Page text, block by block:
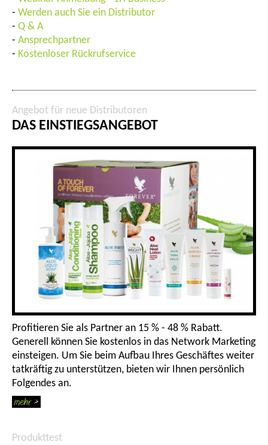
- Werden auch Sie ein Distributor
- Q & A
- Ansprechpartner
- Kostenloser Rückrufservice
Angebot für neue Distributoren
DAS EINSTIEGSANGEBOT
Profitieren Sie als Partner an 15 % - 48 % Rabatt.
Generell können Sie kostenlos in das Network Marketing
einsteigen. Um Sie beim Aufbau Ihres Geschäftes weiter
tatkräftig zu unterstützen, bieten wir Ihnen persönlich
Folgendes an.
Produkttest